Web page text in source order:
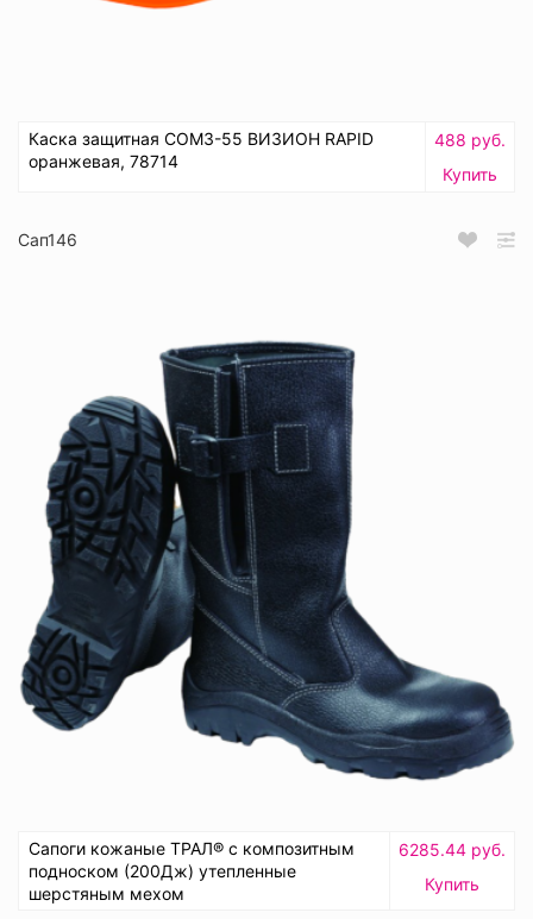
Каска защитная СОМЗ-55 ВИЗИОН RAPID
оранжевая, 78714
488 руб.
Купить
Сап146
Сапоги кожаные ТРАЛ® с композитным
подноском (200Дж) утепленные
шерстяным мехом
6285.44 руб.
Купить